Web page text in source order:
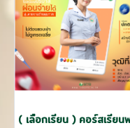
( เลือกเรียน ) คอร์สเรีย